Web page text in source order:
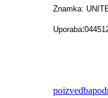
Znamka:
Uporaba:
poizvedba